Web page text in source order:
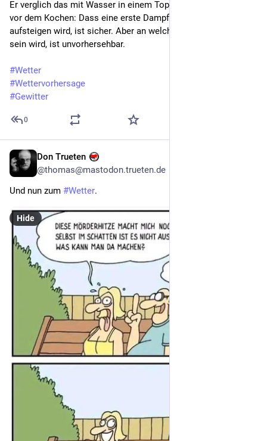
Er verglich das mit Wasser in einem Topf auf dem Herd, kurz
vor dem Kochen: Dass eine erste Dampfblase entstehen und
aufsteigen wird, ist sicher. Aber an welcher Stelle im Topf das
sein wird, ist unvorhersehbar.
#Wetter
#Wettervorhersage
#Gewitter
0
Don Trueten
@thomas@mastodon.trueten.de
Und nun zum #Wetter.
Hide